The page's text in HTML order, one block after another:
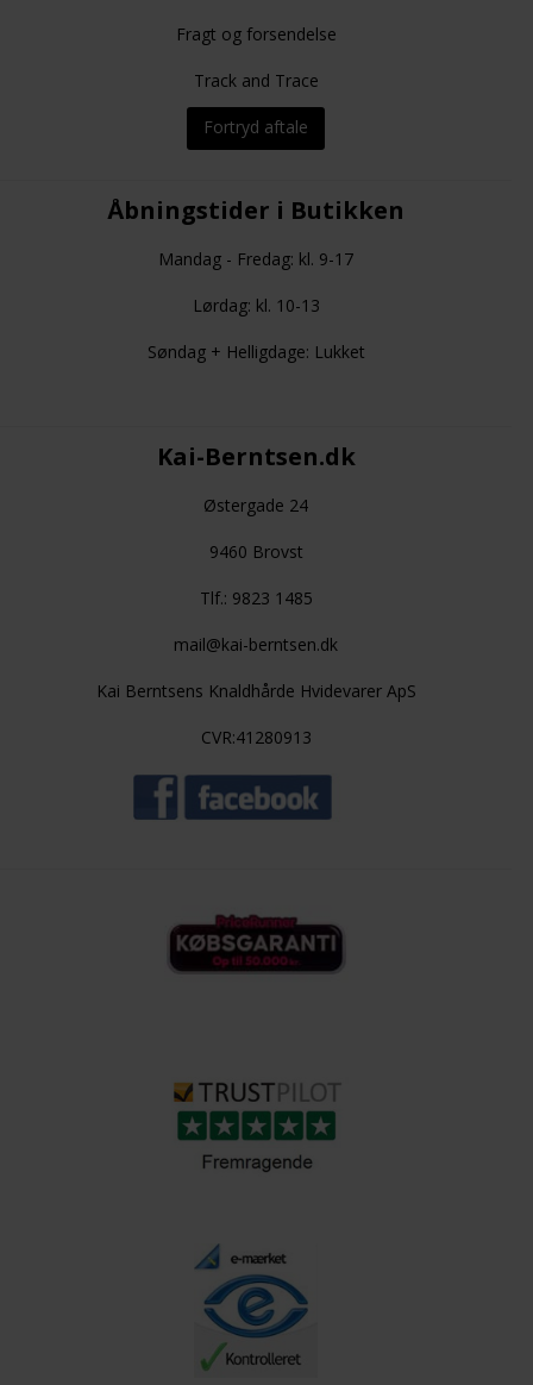
Kai-Berntsen.dk
Østergade 24
9460 Brovst
Tlf.: 9823 1485
mail@kai-berntsen.dk
Kai Berntsens Knaldhårde Hvidevarer ApS
CVR:41280913
Åbningstider i Butikken
Mandag - Fredag: kl. 9-17
Lørdag: kl. 10-13
Søndag + Helligdage: Lukket
Fragt og forsendelse
Track and Trace
Fortryd aftale